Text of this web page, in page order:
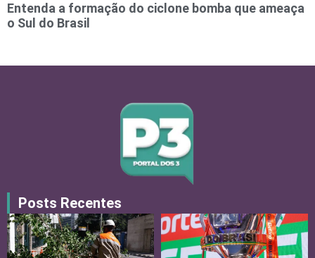
Entenda a formação do ciclone bomba que ameaça
o Sul do Brasil
Posts Recentes